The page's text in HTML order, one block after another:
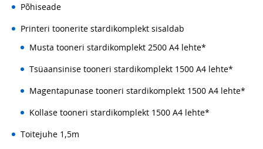
Põhiseade
Printeri toonerite stardikomplekt sisaldab
Musta tooneri stardikomplekt 2500 A4 lehte*
Tsüaansinise tooneri stardikomplekt 1500 A4 lehte*
Magentapunase tooneri stardikomplekt 1500 A4 lehte*
Kollase tooneri stardikomplekt 1500 A4 lehte*
Toitejuhe 1,5m